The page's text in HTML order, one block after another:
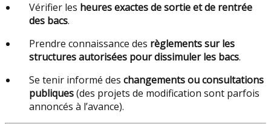
Vérifier les heures exactes de sortie et de rentrée
des bacs.
Prendre connaissance des règlements sur les
structures autorisées pour dissimuler les bacs.
Se tenir informé des changements ou consultations
publiques(des projets de modification sont parfois
annoncés à l’avance).